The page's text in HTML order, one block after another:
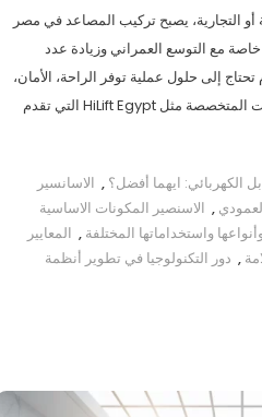
أو التجارية، يصبح تركيب المصاعد في مصر
مع التوسع العمراني وزيادة عدد
إلى حلول عملية توفر الراحة، الأمان،
وسهولة التنقل، وهنا يظهر دور الشركات المتخصصة مثل HiLift Egypt التي تقدم
الكهربائي: ايهما أفضل؟ , الاسانسير
, الاسنصير المكونات الاساسية
واستخداماتها المختلفة , المعايير
, دور التكنولوجيا في تطوير أنظمة